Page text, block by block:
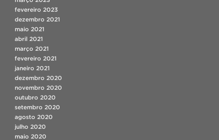
fevereiro 2023
dezembro 2021
maio 2021
abril 2021
março 2021
fevereiro 2021
janeiro 2021
dezembro 2020
novembro 2020
outubro 2020
setembro 2020
agosto 2020
julho 2020
maio 2020